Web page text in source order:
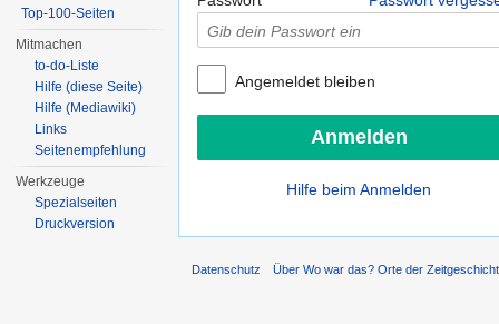
Angemeldet bleiben
Hilfe beim Anmelden
Top-100-Seiten
Mitmachen
to-do-Liste
Hilfe (diese Seite)
Hilfe (Mediawiki)
Links
Seitenempfehlung
Werkzeuge
Spezialseiten
Druckversion
Datenschutz Über Wo war das? Orte der